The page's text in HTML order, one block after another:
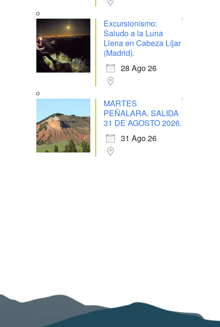
Excursionismo:
Saludo a la Luna
Llena en Cabeza Líjar
(Madrid).
28 Ago 26
MARTES
PEÑALARA. SALIDA
31 DE AGOSTO 2026.
31 Ago 26